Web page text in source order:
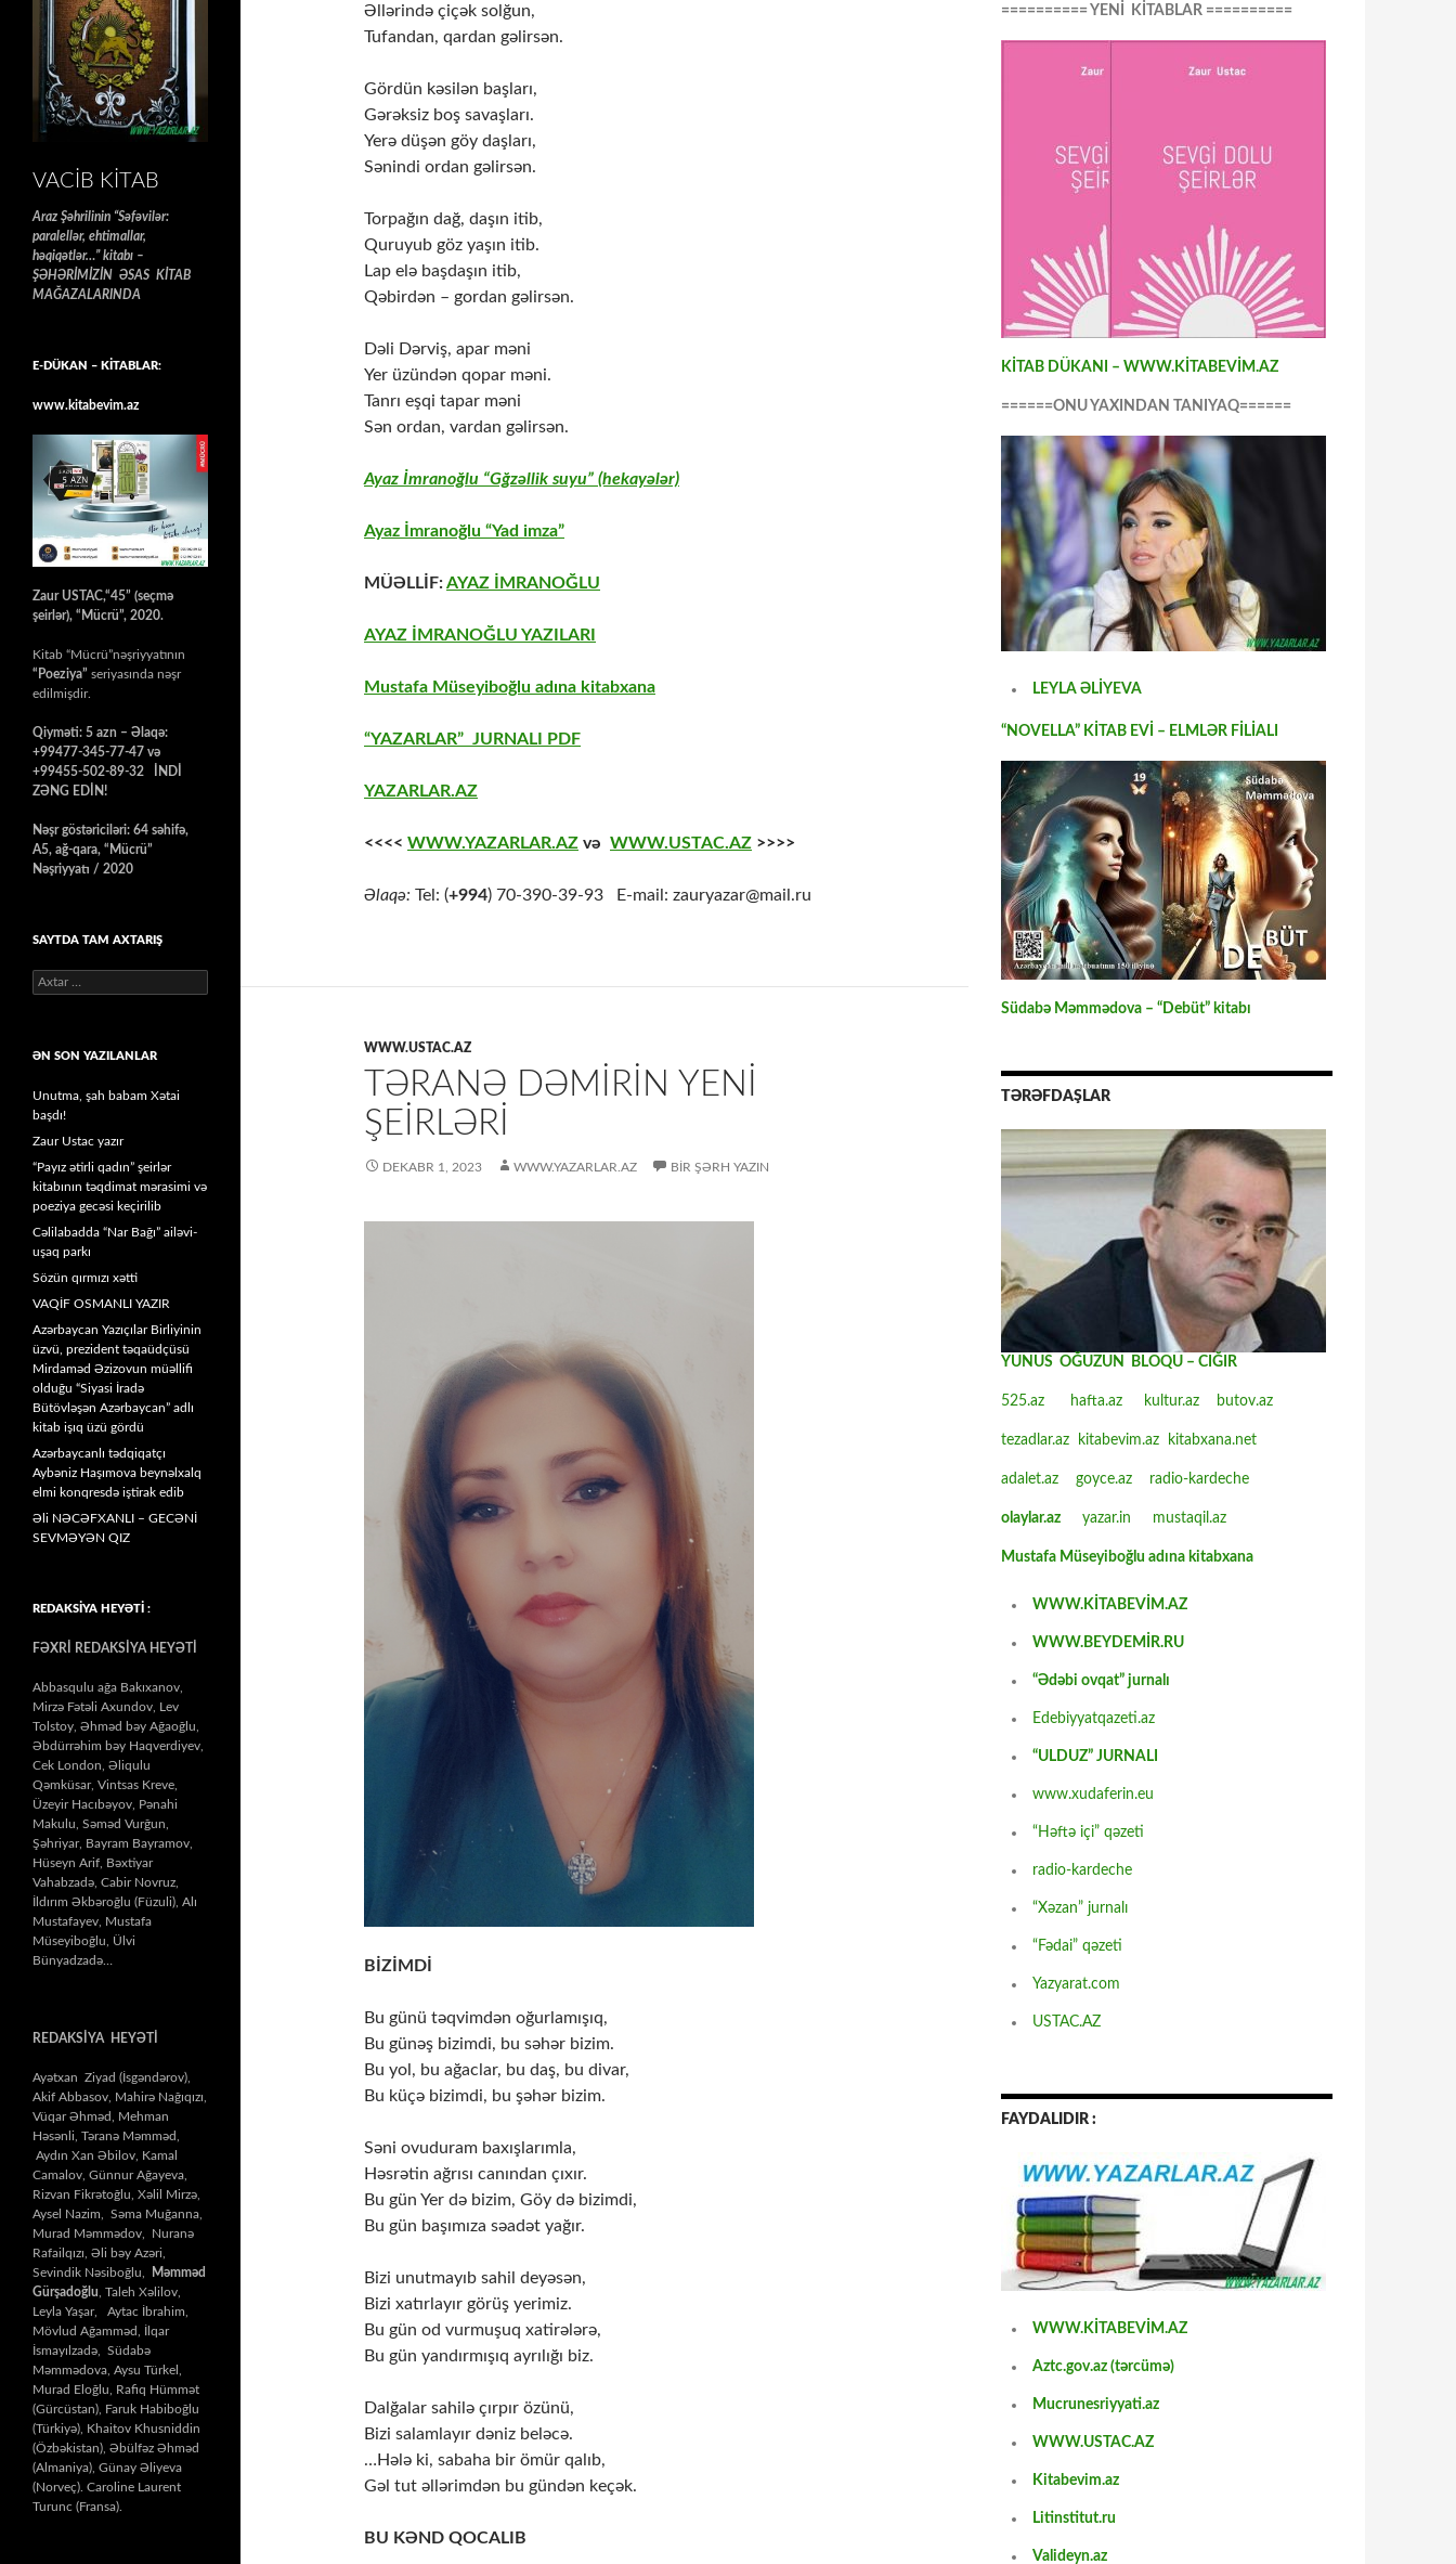
Əllərində çiçək solğun,
Tufandan, qardan gəlirsən.
Gördün kəsilən başları,
Gərəksiz boş savaşları.
Yerə düşən göy daşları,
Sənindi ordan gəlirsən.
Torpağın dağ, daşın itib,
Quruyub göz yaşın itib.
Lap elə başdaşın itib,
Qəbirdən – gordan gəlirsən.
Dəli Dərviş, apar məni
Yer üzündən qopar məni.
Tanrı eşqi tapar məni
Sən ordan, vardan gəlirsən.
Ayaz İmranoğlu “Gğzəllik suyu” (hekayələr)
Ayaz İmranoğlu “Yad imza”
MÜƏLLİF:AYAZ İMRANOĞLU
AYAZ İMRANOĞLU YAZILARI
Mustafa Müseyiboğlu adına kitabxana
“YAZARLAR” JURNALI PDF
YAZARLAR.AZ
<<<< WWW.YAZARLAR.AZ və WWW.USTAC.AZ >>>>
Əlaqə: Tel: (+994) 70-390-39-93 E-mail: zauryazar@mail.ru
WWW.USTAC.AZ
TƏRANƏ DƏMIRIN YENI
ŞEIRLƏRI
DEKABR 1, 2023 WWW.YAZARLAR.AZ BIR ŞƏRH YAZIN
BİZİMDİ
Bu günü təqvimdən oğurlamışıq,
Bu günəş bizimdi, bu səhər bizim.
Bu yol, bu ağaclar, bu daş, bu divar,
Bu küçə bizimdi, bu şəhər bizim.
Səni ovuduram baxışlarımla,
Həsrətin ağrısı canından çıxır.
Bu gün Yer də bizim, Göy də bizimdi,
Bu gün başımıza səadət yağır.
Bizi unutmayıb sahil deyəsən,
Bizi xatırlayır görüş yerimiz.
Bu gün od vurmuşuq xatirələrə,
Bu gün yandırmışıq ayrılığı biz.
Dalğalar sahilə çırpır özünü,
Bizi salamlayır dəniz beləcə.
…Hələ ki, sabaha bir ömür qalıb,
Gəl tut əllərimdən bu gündən keçək.
BU KƏND QOCALIB
========== YENİ KİTABLAR ==========
KİTAB DÜKANI – WWW.KİTABEVİM.AZ
======ONU YAXINDAN TANIYAQ======
LEYLA ƏLİYEVA
“NOVELLA” KİTAB EVİ – ELMLƏR FİLİALI
Südabə Məmmədova – “Debüt” kitabı
TƏRƏFDAŞLAR
YUNUS OĞUZUN BLOQU – CIĞIR
525.az hafta.az kultur.az butov.az
tezadlar.az kitabevim.az kitabxana.net
adalet.az goyce.az radio-kardeche
olaylar.az yazar.in mustaqil.az
Mustafa Müseyiboğlu adına kitabxana
WWW.KİTABEVİM.AZ
WWW.BEYDEMİR.RU
“Ədəbi ovqat” jurnalı
Edebiyyatqazeti.az
“ULDUZ” JURNALI
www.xudaferin.eu
“Həftə içi” qəzeti
radio-kardeche
“Xəzan” jurnalı
“Fədai” qəzeti
Yazyarat.com
USTAC.AZ
FAYDALIDIR :
WWW.KİTABEVİM.AZ
Aztc.gov.az (tərcümə)
Mucrunesriyyati.az
WWW.USTAC.AZ
Kitabevim.az
Litinstitut.ru
Valideyn.az
VACIB KITAB
Araz Şəhrilinin “Səfəvilər:
paralellər, ehtimallar,
həqiqətlər…” kitabı –
ŞƏHƏRİMİZİN ƏSAS KİTAB
MAĞAZALARINDA
E-DÜKAN – KİTABLAR:
www.kitabevim.az
Zaur USTAC,“45” (seçmə
şeirlər), “Mücrü”, 2020.
Kitab “Mücrü”nəşriyyatının
“Poeziya” seriyasında nəşr
edilmişdir.
Qiyməti: 5 azn – Əlaqə:
+99477-345-77-47 və
+99455-502-89-32 İNDİ
ZƏNG EDİN!
Nəşr göstəriciləri: 64 səhifə,
A5, ağ-qara, “Mücrü”
Nəşriyyatı / 2020
SAYTDA TAM AXTARIŞ
Axtarış:
ƏN SON YAZILANLAR
Unutma, şah babam Xətai
başdı!
Zaur Ustac yazır
“Payız ətirli qadın” şeirlər
kitabının təqdimat mərasimi və
poeziya gecəsi keçirilib
Cəlilabadda “Nar Bağı” ailəvi-
uşaq parkı
Sözün qırmızı xətti
VAQİF OSMANLI YAZIR
Azərbaycan Yazıçılar Birliyinin
üzvü, prezident təqaüdçüsü
Mirdaməd Əzizovun müəllifi
olduğu “Siyasi İradə
Bütövləşən Azərbaycan” adlı
kitab işıq üzü gördü
Azərbaycanlı tədqiqatçı
Aybəniz Haşımova beynəlxalq
elmi konqresdə iştirak edib
Əli NƏCƏFXANLI – GECƏNİ
SEVMƏYƏN QIZ
REDAKSİYA HEYƏTİ :
FƏXRİ REDAKSİYA HEYƏTİ
Abbasqulu ağa Bakıxanov,
Mirzə Fətəli Axundov, Lev
Tolstoy, Əhməd bəy Ağaoğlu,
Əbdürrəhim bəy Haqverdiyev,
Cek London, Əliqulu
Qəmküsar, Vintsas Kreve,
Üzeyir Hacıbəyov, Pənahi
Makulu, Səməd Vurğun,
Şəhriyar, Bayram Bayramov,
Hüseyn Arif, Bəxtiyar
Vahabzadə, Cabir Novruz,
İldırım Əkbəroğlu (Füzuli), Alı
Mustafayev, Mustafa
Müseyiboğlu, Ülvi
Bünyadzadə…
REDAKSİYA HEYƏTİ
Ayətxan Ziyad (İsgəndərov),
Akif Abbasov, Mahirə Nağıqızı,
Vüqar Əhməd, Mehman
Həsənli, Təranə Məmməd,
Aydın Xan Əbilov, Kamal
Camalov, Günnur Ağayeva,
Rizvan Fikrətoğlu, Xəlil Mirzə,
Aysel Nazim, Səma Muğanna,
Murad Məmmədov, Nuranə
Rafailqızı, Əli bəy Azəri,
Sevindik Nəsiboğlu,
Məmməd
Gürşadoğlu , Taleh Xəlilov,
Leyla Yaşar, Aytac İbrahim,
Mövlud Ağamməd, İlqar
İsmayılzadə, Südabə
Məmmədova, Aysu Türkel,
Murad Eloğlu, Rafiq Hümmət
(Gürcüstan), Faruk Habiboğlu
(Türkiyə), Khaitov Khusniddin
(Özbəkistan), Əbülfəz Əhməd
(Almaniya), Günay Əliyeva
(Norveç). Caroline Laurent
Turunc (Fransa).